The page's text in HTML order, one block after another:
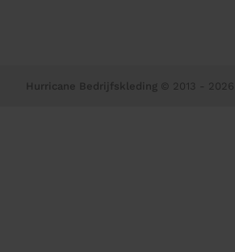
Hurricane Bedrijfskleding © 2013 - 2026